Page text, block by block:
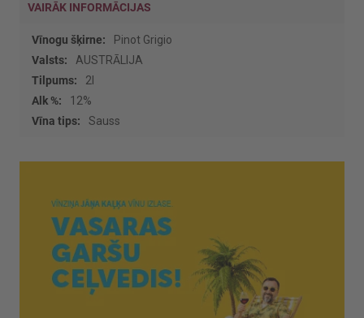
VAIRĀK INFORMĀCIJAS
Vairāk
informācijas
Pinot Grigio
AUSTRĀLIJA
2l
12%
Sauss